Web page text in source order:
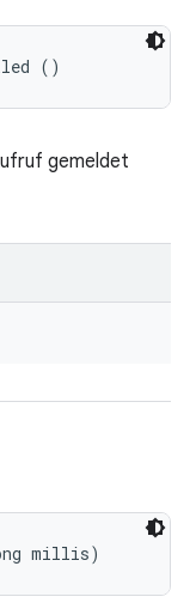
()
gemeldet
millis)